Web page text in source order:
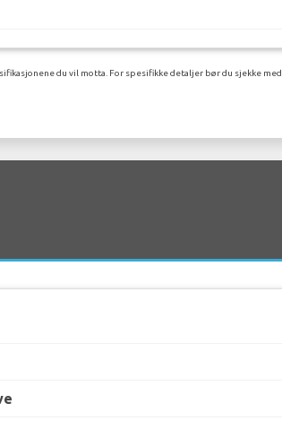
du vil motta. For spesifikke detaljer bør du sjekke med